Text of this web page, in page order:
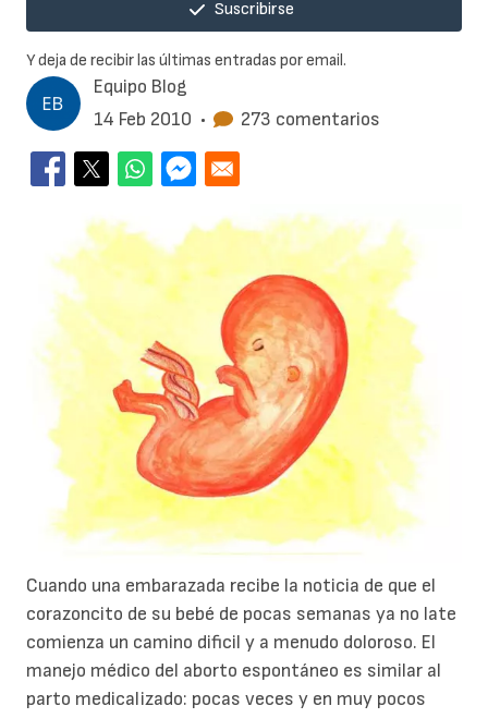
Equipo Blog
14 Feb 2010 • 273 comentarios
Cuando una embarazada recibe la noticia de que el
corazoncito de su bebé de pocas semanas ya no late
comienza un camino dificil y a menudo doloroso. El
manejo médico del aborto espontáneo es similar al
parto medicalizado: pocas veces y en muy pocos
Suscribirse
Y deja de recibir las últimas entradas por email.